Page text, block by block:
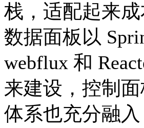
栈，适配起来成
数据面板以
webflux 和
来建设，控制
体系也充分融入